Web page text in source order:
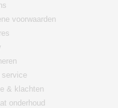
voorwaarden
service
& klachten
onderhoud